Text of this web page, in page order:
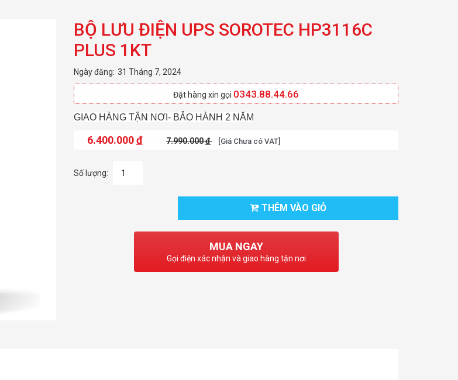
BỘ LƯU ĐIỆN UPS SOROTEC HP3116C
PLUS 1KT
Ngày đăng: 31 Tháng 7, 2024
Đặt hàng xin gọi 0343.88.44.66
GIAO HÀNG TẬN NƠI- BẢO HÀNH 2 NĂM
6.400.000đ 7.990.000đ [Giá Chưa có VAT]
Số lượng:
THÊM VÀO GIỎ
MUA NGAY
Gọi điện xác nhận và giao hàng tận nơi